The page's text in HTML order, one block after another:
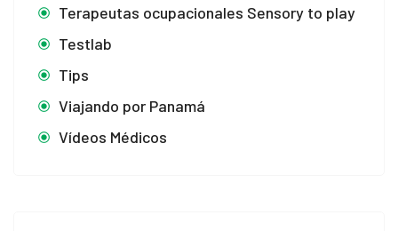
Terapeutas ocupacionales Sensory to play
Testlab
Tips
Viajando por Panamá
Vídeos Médicos